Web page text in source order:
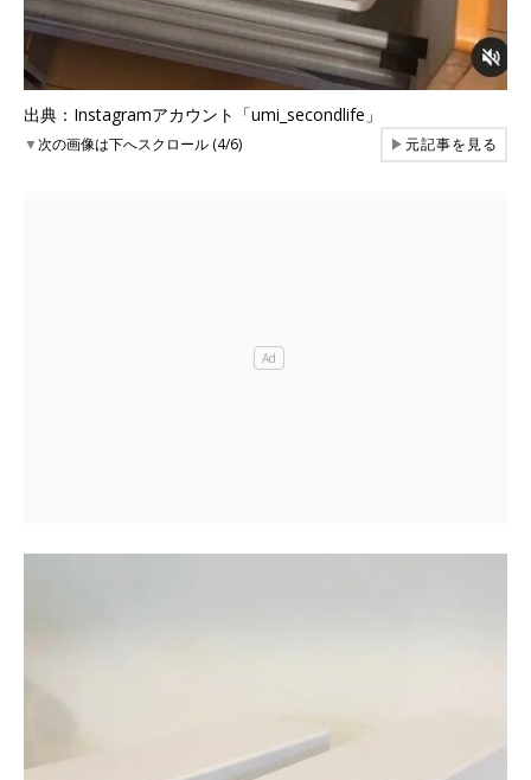
出典：Instagramアカウント「umi_secondlife」
▼次の画像は下へスクロール (4/6) ▶元記事を見る